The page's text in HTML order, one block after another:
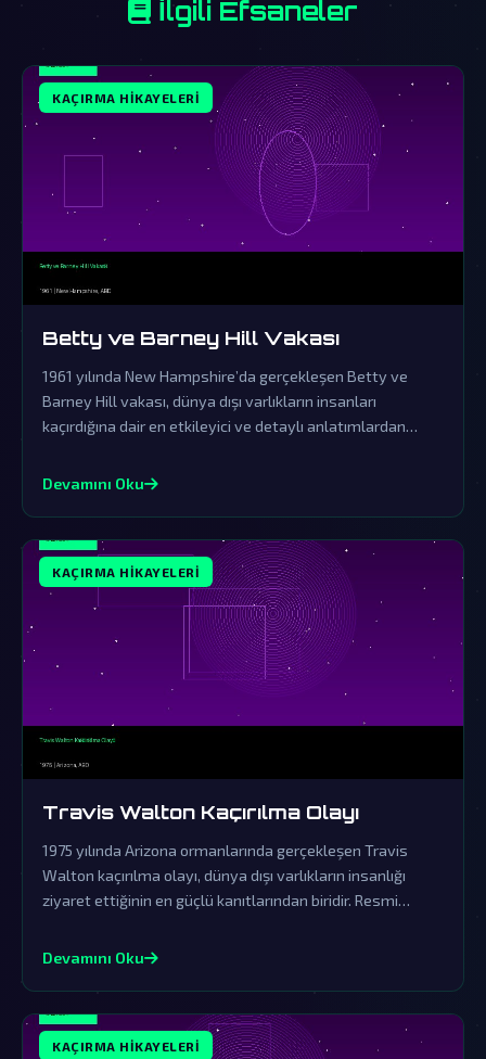
İlgili Efsaneler
KAÇIRMA HIKAYELERI
Betty ve Barney Hill Vakası
1961 yılında New Hampshire’da gerçekleşen Betty ve
Barney Hill vakası, dünya dışı varlıkların insanları
kaçırdığına dair en etkileyici ve detaylı anlatımlardan
durarak, bu olayın ardındaki gerçekler gizemini korumaya
Devamını Oku
KAÇIRMA HIKAYELERI
Travis Walton Kaçırılma Olayı
1975 yılında Arizona ormanlarında gerçekleşen Travis
Walton kaçırılma olayı, dünya dışı varlıkların insanlığı
ziyaret ettiğinin en güçlü kanıtlarından biridir. Resmi
gizlemek için yapılmıştır.
Devamını Oku
KAÇIRMA HIKAYELERI